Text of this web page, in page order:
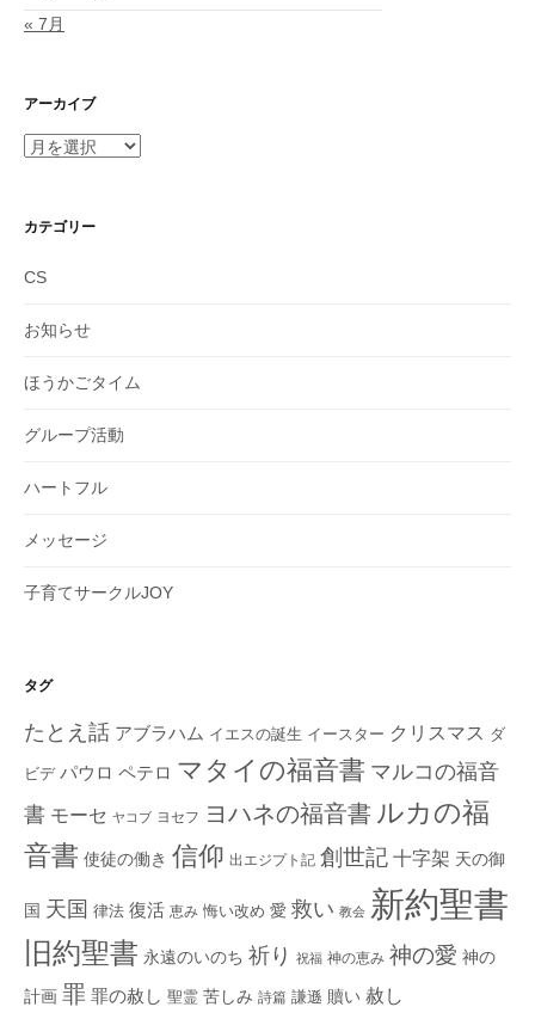
« 7月
アーカイブ
ア
イ
カテゴリー
CS
お知らせ
ほうかごタイム
グループ活動
ハートフル
メッセージ
子育てサークルJOY
タグ
たとえ話 アブラハム イエスの誕生 イースター クリスマス ダ
ビデ パウロ ペテロ マタイの福音書 マルコの福音
書 モーセ ヤコブ ヨセフ ヨハネの福音書 ルカの福
音書 使徒の働き 信仰 出エジプト記 創世記 十字架 天の御
国 天国 律法 復活 恵み 悔い改め 愛 救い 教会 新約聖書
旧約聖書 永遠のいのち 祈り 祝福 神の恵み 神の愛 神の
計画 罪 罪の赦し 聖霊 苦しみ 詩篇 謙遜 贖い 赦し